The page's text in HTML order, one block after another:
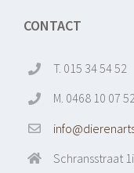
CONTACT
T. 015 34 54 52
M. 0468 10 07
Schransstraat